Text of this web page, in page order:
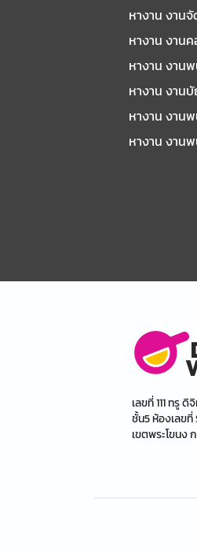
หางาน งาน
หางาน งาน
หางาน งาน
หางาน งาน
หางาน งาน
หางาน งาน
เลขที่ 111 ทรู
ชั้น5 ห้องเลข
เขตพระโขนง